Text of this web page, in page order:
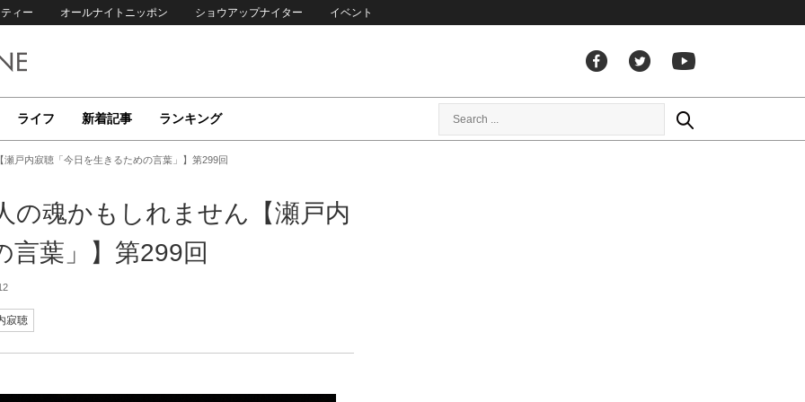
ィー オールナイトニッポン ショウアップナイター イベント
ライフ 新着記事 ランキング
戸内寂聴「今日を生きるための言葉」】第299回
の魂かもしれません【瀬戸内
言葉」】第299回
寂聴